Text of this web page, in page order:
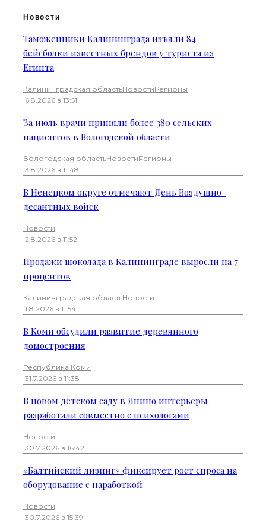
Новости
Таможенники Калининграда изъяли 84
бейсболки известных брендов у туриста из
Египта
Калининградская областьНовостиРегионы
·6.8.2026 в 13:51
За июль врачи приняли более 380 сельских
пациентов в Вологодской области
Вологодская областьНовостиРегионы
·3.8.2026 в 11:48
В Ненецком округе отмечают День Воздушно-
десантных войск
Новости
·2.8.2026 в 11:52
Продажи шоколада в Калининграде выросли на 7
процентов
Калининградская областьНовости
·1.8.2026 в 11:54
В Коми обсудили развитие деревянного
домостроения
Республика Коми
·31.7.2026 в 11:38
В новом детском саду в Янино интерьеры
разработали совместно с психологами
Новости
·30.7.2026 в 16:42
«Балтийский лизинг» фиксирует рост спроса на
оборудование с наработкой
Новости
·30.7.2026 в 15:39